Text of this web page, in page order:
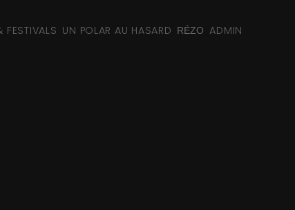
FESTIVALS UN POLAR AU HASARD RÉZO ADMIN